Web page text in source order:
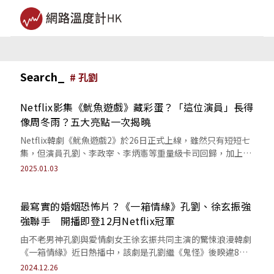
Search_ # 孔劉
Netflix影集《魷魚遊戲》藏彩蛋？「這位演員」長得
像周冬雨？五大亮點一次揭曉
Netflix韓劇《魷魚遊戲2》於26日正式上線，雖然只有短短七
集，但演員孔劉、李政宰、李炳憲等重量級卡司回歸，加上前
BIGBANG成員T.O....
2025.01.03
最寫實的婚姻恐怖片？《一箱情緣》孔劉、徐玄振強
強聯手 開播即登12月Netflix冠軍
由不老男神孔劉與愛情劇女王徐玄振共同主演的驚悚浪漫韓劇
《一箱情緣》近日熱播中，該劇是孔劉繼《鬼怪》後睽違8年
出演的愛情影集，搭配高潮迭起的劇情與...
2024.12.26